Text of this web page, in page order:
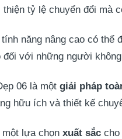
tỷ lệ chuyển đổi mà
năng nâng cao có
với những người
06 là một giải pháp
hữu ích và thiết kế
lựa chọn xuất sắc cho